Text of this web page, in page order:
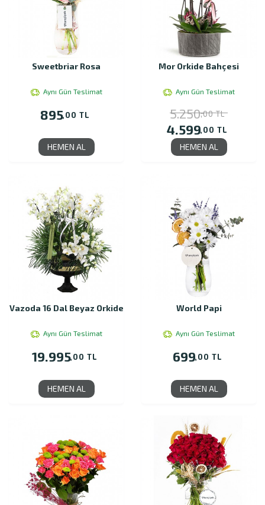
Sweetbriar Rosa
Aynı Gün Teslimat
895,00 TL
HEMEN AL
Mor Orkide Bahçesi
Aynı Gün Teslimat
5.250,00 TL
4.599,00 TL
HEMEN AL
Vazoda 16 Dal Beyaz Orkide
Aynı Gün Teslimat
19.995,00 TL
HEMEN AL
World Papi
Aynı Gün Teslimat
699,00 TL
HEMEN AL